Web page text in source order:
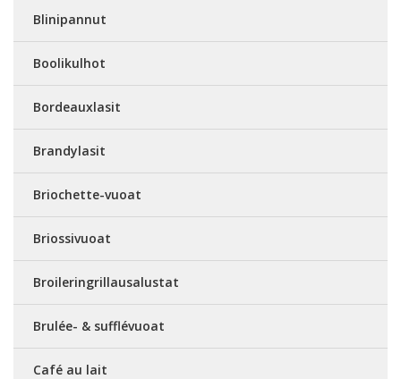
Blinipannut
Boolikulhot
Bordeauxlasit
Brandylasit
Briochette-vuoat
Briossivuoat
Broileringrillausalustat
Brulée- & sufflévuoat
Café au lait